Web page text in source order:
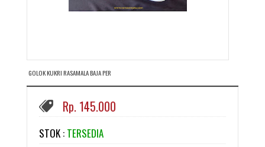
GOLOK KUKRI RASAMALA BAJA PER
Rp. 145.000
STOK : TERSEDIA